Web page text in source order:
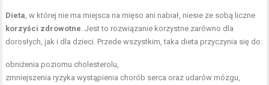
Dieta , w której nie ma miejsca na mięso ani nabiał, niesie ze sobą liczne
korzyści zdrowotne . Jest to rozwiązanie korzystne zarówno dla
dorosłych, jak i dla dzieci. Przede wszystkim, taka dieta przyczynia się do:
obniżenia poziomu cholesterolu,
zmniejszenia ryzyka wystąpienia chorób serca oraz udarów mózgu,